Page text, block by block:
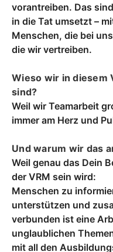
vorantreiben. Das
in die Tat umsetzt –
Menschen, die bei
die wir vertreiben.
Wieso wir in diesem
sind?
Weil wir Teamarbeit
immer am Herz und
Und warum wir das
Weil genau das Dein
der VRM sein wird:
Menschen zu
unterstützen und
verbunden ist eine
unglaublichen
mit all den